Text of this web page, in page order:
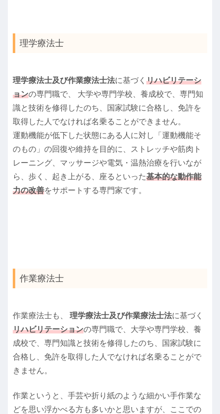
理学療法士
理学療法士及び作業療法士法に基づく リハビリテーシ
ョンの専門職で、 大学や専門学校、養成校で、専門知
識と技術を修得したのち、国家試験に合格し、免許を
取得した人でなければ名乗ることができません。
運動機能が低下した状態にある人に対し「運動機能そ
のもの」の回復や維持を目的に、ストレッチや筋肉ト
レーニング、マッサージや電気・温熱治療を行いなが
ら、歩く、起き上がる、座るといった基本的な動作能
力の改善をサポートする専門家です。
作業療法士
作業療法士も、 理学療法士及び作業療法士法に基づく
リハビリテーションの専門職で、大学や専門学校、養
成校で、専門知識と技術を修得したのち、国家試験に
合格し、免許を取得した人でなければ名乗ることがで
きません。
作業というと、手芸や折り紙のような細かい手作業な
どを思い浮かべる方も多いかと思いますが、ここでの